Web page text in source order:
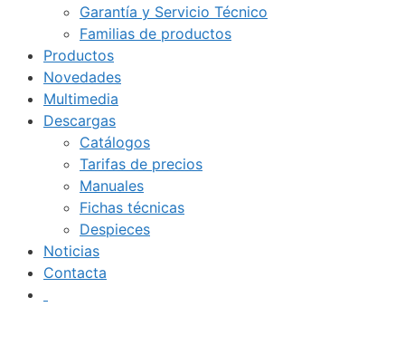
Garantía y Servicio Técnico
Familias de productos
Productos
Novedades
Multimedia
Descargas
Catálogos
Tarifas de precios
Manuales
Fichas técnicas
Despieces
Noticias
Contacta